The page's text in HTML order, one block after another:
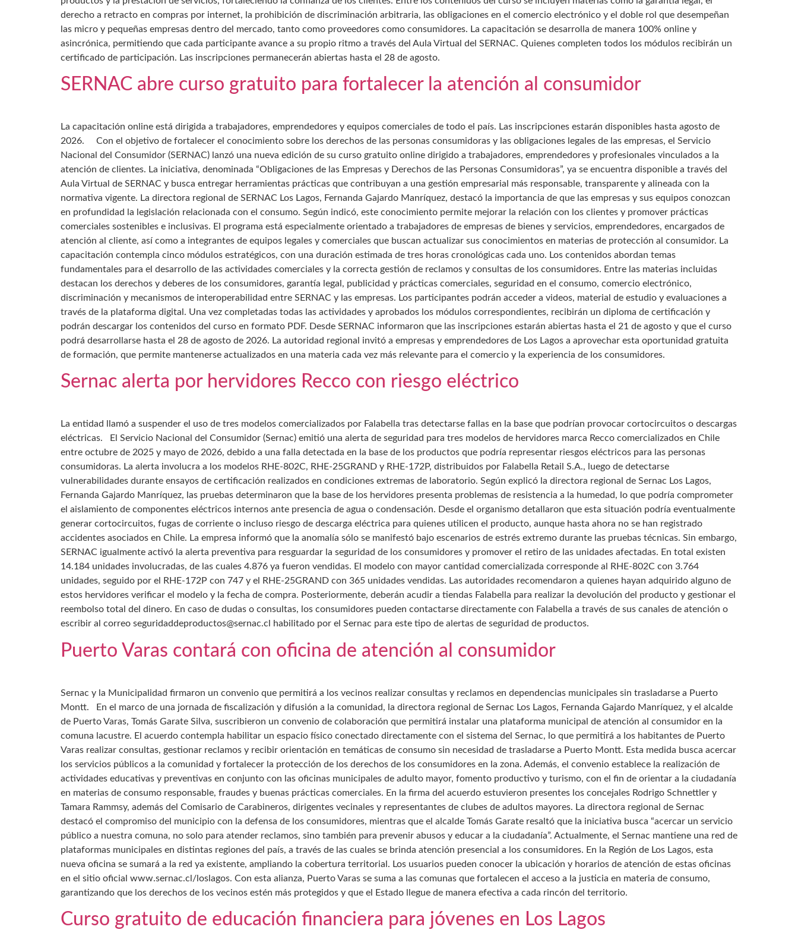
derecho a retracto en compras por internet, la prohibición de discriminación arbitraria, las obligaciones en el comercio electrónico y el doble rol que desempeñan
las micro y pequeñas empresas dentro del mercado, tanto como proveedores como consumidores. La capacitación se desarrolla de manera 100% online y
asincrónica, permitiendo que cada participante avance a su propio ritmo a través del Aula Virtual del SERNAC. Quienes completen todos los módulos recibirán un
certificado de participación. Las inscripciones permanecerán abiertas hasta el 28 de agosto.
SERNAC abre curso gratuito para fortalecer la atención al consumidor
La capacitación online está dirigida a trabajadores, emprendedores y equipos comerciales de todo el país. Las inscripciones estarán disponibles hasta agosto de
2026. Con el objetivo de fortalecer el conocimiento sobre los derechos de las personas consumidoras y las obligaciones legales de las empresas, el Servicio
Nacional del Consumidor (SERNAC) lanzó una nueva edición de su curso gratuito online dirigido a trabajadores, emprendedores y profesionales vinculados a la
atención de clientes. La iniciativa, denominada “Obligaciones de las Empresas y Derechos de las Personas Consumidoras”, ya se encuentra disponible a través del
Aula Virtual de SERNAC y busca entregar herramientas prácticas que contribuyan a una gestión empresarial más responsable, transparente y alineada con la
normativa vigente. La directora regional de SERNAC Los Lagos, Fernanda Gajardo Manríquez, destacó la importancia de que las empresas y sus equipos conozcan
en profundidad la legislación relacionada con el consumo. Según indicó, este conocimiento permite mejorar la relación con los clientes y promover prácticas
comerciales sostenibles e inclusivas. El programa está especialmente orientado a trabajadores de empresas de bienes y servicios, emprendedores, encargados de
atención al cliente, así como a integrantes de equipos legales y comerciales que buscan actualizar sus conocimientos en materias de protección al consumidor. La
capacitación contempla cinco módulos estratégicos, con una duración estimada de tres horas cronológicas cada uno. Los contenidos abordan temas
fundamentales para el desarrollo de las actividades comerciales y la correcta gestión de reclamos y consultas de los consumidores. Entre las materias incluidas
destacan los derechos y deberes de los consumidores, garantía legal, publicidad y prácticas comerciales, seguridad en el consumo, comercio electrónico,
discriminación y mecanismos de interoperabilidad entre SERNAC y las empresas. Los participantes podrán acceder a videos, material de estudio y evaluaciones a
través de la plataforma digital. Una vez completadas todas las actividades y aprobados los módulos correspondientes, recibirán un diploma de certificación y
podrán descargar los contenidos del curso en formato PDF. Desde SERNAC informaron que las inscripciones estarán abiertas hasta el 21 de agosto y que el curso
podrá desarrollarse hasta el 28 de agosto de 2026. La autoridad regional invitó a empresas y emprendedores de Los Lagos a aprovechar esta oportunidad gratuita
de formación, que permite mantenerse actualizados en una materia cada vez más relevante para el comercio y la experiencia de los consumidores.
Sernac alerta por hervidores Recco con riesgo eléctrico
La entidad llamó a suspender el uso de tres modelos comercializados por Falabella tras detectarse fallas en la base que podrían provocar cortocircuitos o descargas
eléctricas. El Servicio Nacional del Consumidor (Sernac) emitió una alerta de seguridad para tres modelos de hervidores marca Recco comercializados en Chile
entre octubre de 2025 y mayo de 2026, debido a una falla detectada en la base de los productos que podría representar riesgos eléctricos para las personas
consumidoras. La alerta involucra a los modelos RHE-802C, RHE-25GRAND y RHE-172P, distribuidos por Falabella Retail S.A., luego de detectarse
vulnerabilidades durante ensayos de certificación realizados en condiciones extremas de laboratorio. Según explicó la directora regional de Sernac Los Lagos,
Fernanda Gajardo Manríquez, las pruebas determinaron que la base de los hervidores presenta problemas de resistencia a la humedad, lo que podría comprometer
el aislamiento de componentes eléctricos internos ante presencia de agua o condensación. Desde el organismo detallaron que esta situación podría eventualmente
generar cortocircuitos, fugas de corriente o incluso riesgo de descarga eléctrica para quienes utilicen el producto, aunque hasta ahora no se han registrado
accidentes asociados en Chile. La empresa informó que la anomalía sólo se manifestó bajo escenarios de estrés extremo durante las pruebas técnicas. Sin embargo,
SERNAC igualmente activó la alerta preventiva para resguardar la seguridad de los consumidores y promover el retiro de las unidades afectadas. En total existen
14.184 unidades involucradas, de las cuales 4.876 ya fueron vendidas. El modelo con mayor cantidad comercializada corresponde al RHE-802C con 3.764
unidades, seguido por el RHE-172P con 747 y el RHE-25GRAND con 365 unidades vendidas. Las autoridades recomendaron a quienes hayan adquirido alguno de
estos hervidores verificar el modelo y la fecha de compra. Posteriormente, deberán acudir a tiendas Falabella para realizar la devolución del producto y gestionar el
reembolso total del dinero. En caso de dudas o consultas, los consumidores pueden contactarse directamente con Falabella a través de sus canales de atención o
escribir al correo seguridaddeproductos@sernac.cl habilitado por el Sernac para este tipo de alertas de seguridad de productos.
Puerto Varas contará con oficina de atención al consumidor
Sernac y la Municipalidad firmaron un convenio que permitirá a los vecinos realizar consultas y reclamos en dependencias municipales sin trasladarse a Puerto
Montt. En el marco de una jornada de fiscalización y difusión a la comunidad, la directora regional de Sernac Los Lagos, Fernanda Gajardo Manríquez, y el alcalde
de Puerto Varas, Tomás Garate Silva, suscribieron un convenio de colaboración que permitirá instalar una plataforma municipal de atención al consumidor en la
comuna lacustre. El acuerdo contempla habilitar un espacio físico conectado directamente con el sistema del Sernac, lo que permitirá a los habitantes de Puerto
Varas realizar consultas, gestionar reclamos y recibir orientación en temáticas de consumo sin necesidad de trasladarse a Puerto Montt. Esta medida busca acercar
los servicios públicos a la comunidad y fortalecer la protección de los derechos de los consumidores en la zona. Además, el convenio establece la realización de
actividades educativas y preventivas en conjunto con las oficinas municipales de adulto mayor, fomento productivo y turismo, con el fin de orientar a la ciudadanía
en materias de consumo responsable, fraudes y buenas prácticas comerciales. En la firma del acuerdo estuvieron presentes los concejales Rodrigo Schnettler y
Tamara Rammsy, además del Comisario de Carabineros, dirigentes vecinales y representantes de clubes de adultos mayores. La directora regional de Sernac
destacó el compromiso del municipio con la defensa de los consumidores, mientras que el alcalde Tomás Garate resaltó que la iniciativa busca “acercar un servicio
público a nuestra comuna, no solo para atender reclamos, sino también para prevenir abusos y educar a la ciudadanía”. Actualmente, el Sernac mantiene una red de
plataformas municipales en distintas regiones del país, a través de las cuales se brinda atención presencial a los consumidores. En la Región de Los Lagos, esta
nueva oficina se sumará a la red ya existente, ampliando la cobertura territorial. Los usuarios pueden conocer la ubicación y horarios de atención de estas oficinas
en el sitio oficial www.sernac.cl/loslagos. Con esta alianza, Puerto Varas se suma a las comunas que fortalecen el acceso a la justicia en materia de consumo,
garantizando que los derechos de los vecinos estén más protegidos y que el Estado llegue de manera efectiva a cada rincón del territorio.
Curso gratuito de educación financiera para jóvenes en Los Lagos